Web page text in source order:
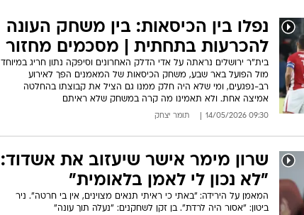
נפלו בין הכיסאות: בין משחק העונה
להכרעות בתחתית | מסכמים מחזור
בית"ר ירושלים נראתה על אדי הדלק האחרונים וסיפקה נתון חריג במיוחד
מול הפועל באר שבע, משחק הכיסאות של המאמנים הפך לאירוע
רב-נפגעים, ומי שלא היה חלק ממנו גם הציל את קבוצתו בהחלטה
אמיצה אחת. ולא תאמינו מה קרה במשחק שלא ראיתם
09:30 14/05/2026 תומר יצחק
שרון מימר אישר שיעזוב את אשדוד:
"לא נכון לי לאמן בלאומית"
המאמן על הירידה: "באתי כי ראיתי תנאים מצוינים, אין בי חרטה". ניר
ביטון: "אסור היה לרדת". בן זקן לשחקנים: "נעלה תוך עונה"